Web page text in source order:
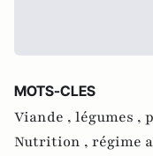
MOTS-CLES
Viande , légumes ,
Nutrition , régime